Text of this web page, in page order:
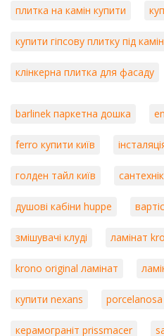
плитка на камін купити
купити гіпсову плитку під
клінкерна плитка для фасаду
barlinek паркетна дошка
ferro купити київ
голден тайл київ
душові кабіни huppe
змішувачі клуді ламінат
krono original ламінат
купити nexans porcelanosa
керамограніт prissmacer